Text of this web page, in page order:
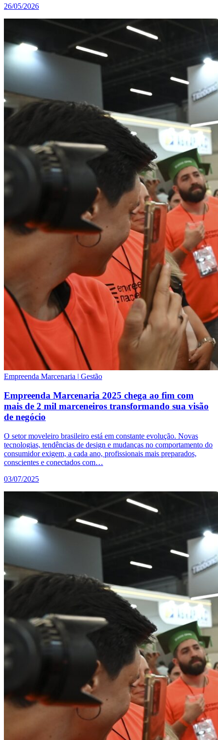
26/05/2026
Empreenda Marcenaria | Gestão
Empreenda Marcenaria 2025 chega ao fim com
mais de 2 mil marceneiros transformando sua visão
de negócio
O setor moveleiro brasileiro está em constante evolução. Novas
tecnologias, tendências de design e mudanças no comportamento do
consumidor exigem, a cada ano, profissionais mais preparados,
conscientes e conectados com…
03/07/2025